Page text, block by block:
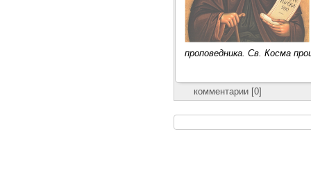
проповедника. Св. Косма
комментарии [0]